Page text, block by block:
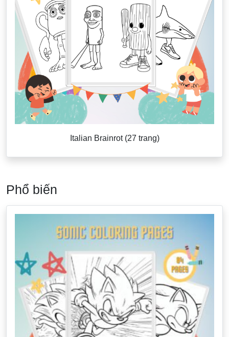
Italian Brainrot (27 trang)
Phổ biến